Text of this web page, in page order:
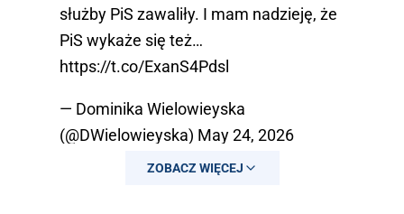
służby PiS zawaliły. I mam nadzieję, że
PiS wykaże się też…
https://t.co/ExanS4Pdsl
— Dominika Wielowieyska
(@DWielowieyska) May 24, 2026
ZOBACZ WIĘCEJ